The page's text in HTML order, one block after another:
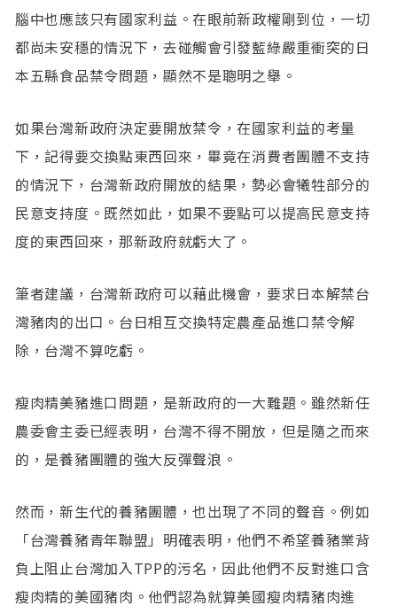
腦中也應該只有國家利益。在眼前新政權剛到位，一切
都尚未安穩的情況下，去碰觸會引發藍綠嚴重衝突的日
本五縣食品禁令問題，顯然不是聰明之舉。
如果台灣新政府決定要開放禁令，在國家利益的考量
下，記得要交換點東西回來，畢竟在消費者團體不支持
的情況下，台灣新政府開放的結果，勢必會犧牲部分的
民意支持度。既然如此，如果不要點可以提高民意支持
度的東西回來，那新政府就虧大了。
筆者建議，台灣新政府可以藉此機會，要求日本解禁台
灣豬肉的出口。台日相互交換特定農產品進口禁令解
除，台灣不算吃虧。
瘦肉精美豬進口問題，是新政府的一大難題。雖然新任
農委會主委已經表明，台灣不得不開放，但是隨之而來
的，是養豬團體的強大反彈聲浪。
然而，新生代的養豬團體，也出現了不同的聲音。例如
「台灣養豬青年聯盟」明確表明，他們不希望養豬業背
負上阻止台灣加入TPP的污名，因此他們不反對進口含
瘦肉精的美國豬肉。他們認為就算美國瘦肉精豬肉進